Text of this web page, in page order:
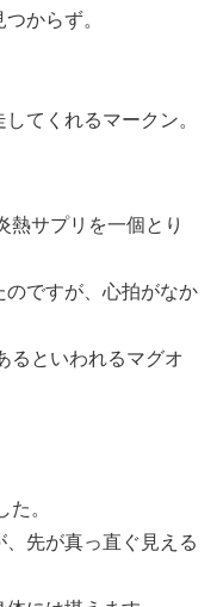
からず。
てくれるマークン。
熱サプリを一個とり
ですが、心拍がなか
るといわれるマグオ
。
先が真っ直ぐ見える